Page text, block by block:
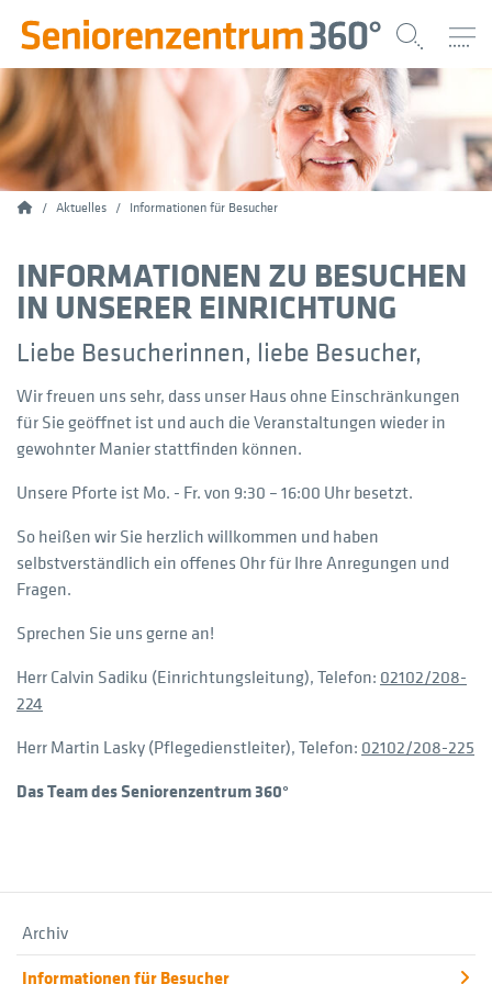
HomeAktuelles Informationen für Besucher
INFORMATIONEN ZU BESUCHEN
IN UNSERER EINRICHTUNG
Liebe Besucherinnen, liebe Besucher,
Wir freuen uns sehr, dass unser Haus ohne Einschränkungen
für Sie geöffnet ist und auch die Veranstaltungen wieder in
gewohnter Manier stattfinden können.
Unsere Pforte ist Mo. - Fr. von 9:30 – 16:00 Uhr besetzt.
So heißen wir Sie herzlich willkommen und haben
selbstverständlich ein offenes Ohr für Ihre Anregungen und
Fragen.
Sprechen Sie uns gerne an!
Herr Calvin Sadiku (Einrichtungsleitung), Telefon: 02102/208-
224
Herr Martin Lasky (Pflegedienstleiter), Telefon: 02102/208-225
Das Team des Seniorenzentrum 360°
Archiv
Informationen für Besucher